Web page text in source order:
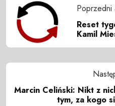
Poprzedni
Reset
Kamil
Marcin Celiński: Nikt z
tym, za kogo